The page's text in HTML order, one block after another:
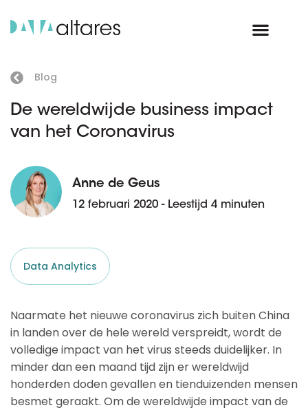
Blog
De wereldwijde business impact
van het Coronavirus
Anne de Geus
12 februari 2020 - Leestijd 4 minuten
Data Analytics
Naarmate het nieuwe coronavirus zich buiten China
in landen over de hele wereld verspreidt, wordt de
volledige impact van het virus steeds duidelijker. In
minder dan een maand tijd zijn er wereldwijd
honderden doden gevallen en tienduizenden mensen
besmet geraakt. Om de wereldwijde impact van de